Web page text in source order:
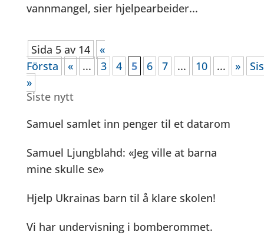
vannmangel, sier hjelpearbeider...
Sida 5 av 14
«
Första
« ... 3 4 5 6 7 ... 10 ... »
»
Siste nytt
Samuel samlet inn penger til et datarom
Samuel Ljungblahd: «Jeg ville at barna
mine skulle se»
Hjelp Ukrainas barn til å klare skolen!
Vi har undervisning i bomberommet.